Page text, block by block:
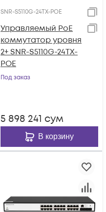
SNR-S5110G-24TX-POE
Управляемый PoE
коммутатор уровня
2+ SNR-S5110G-24TX-
POE
Под заказ
5 898 241 сум
В корзину